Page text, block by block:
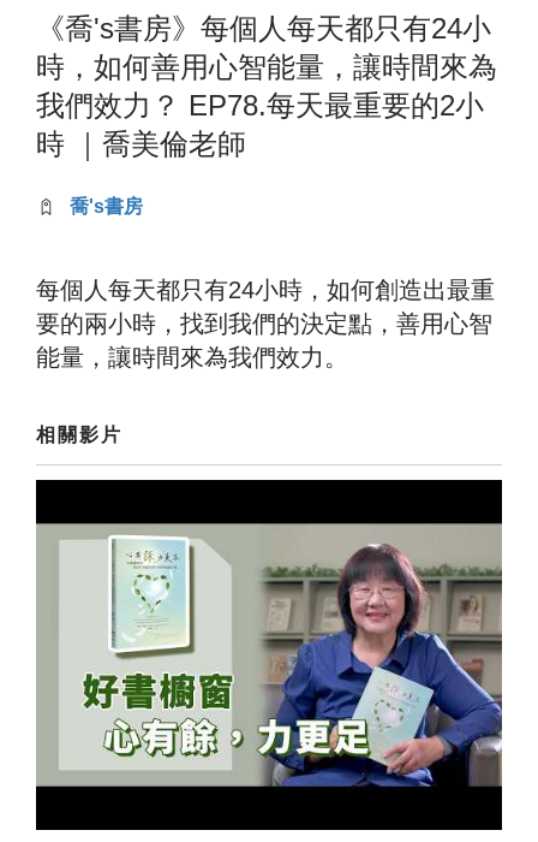
《喬's書房》每個人每天都只有24小
時，如何善用心智能量，讓時間來為
我們效力？ EP78.每天最重要的2小
時 ｜喬美倫老師
喬's書房
每個人每天都只有24小時，如何創造出最重
要的兩小時，找到我們的決定點，善用心智
能量，讓時間來為我們效力。
相關影片